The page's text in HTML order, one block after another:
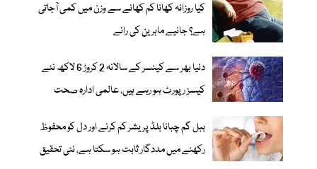
کیا روزانہ کھانا کم کھانے سے وزن میں کمی آجاتی
ہے؟ جانیے ماہرین کی رائے
دنیا بھر سے کینسر کے سالانہ 2 کروڑ 6 لاکھ نئے
کیسز رپورٹ ہو رہے ہیں، عالمی ادارہ صحت
ببل گم چبانا بلڈ پریشر کم کرنے اور دل کو محفوظ
رکھنے میں مددگار ثابت ہو سکتا ہے، نئی تحقیق